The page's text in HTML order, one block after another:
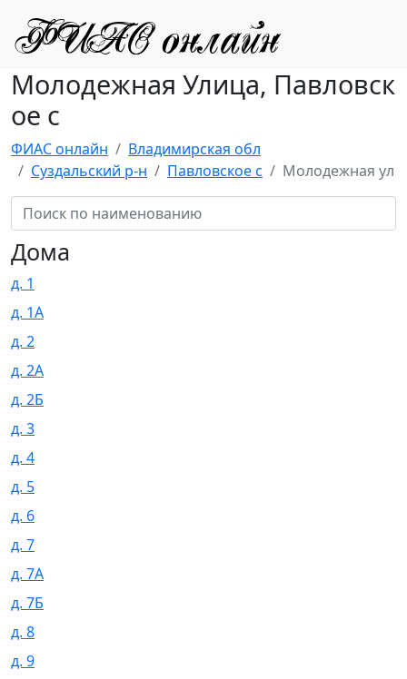
Молодежная Улица, Павловск
ое с
ФИАС онлайн
Владимирская обл
Суздальский р-н
Павловское с Молодежная ул
Дома
д. 1
д. 1А
д. 2
д. 2А
д. 2Б
д. 3
д. 4
д. 5
д. 6
д. 7
д. 7А
д. 7Б
д. 8
д. 9